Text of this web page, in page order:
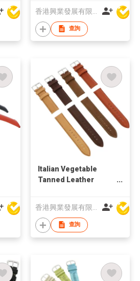
查詢
Italian Vegetable
Tanned Leather
查詢